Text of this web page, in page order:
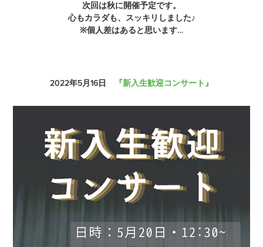
次回は秋に開催予定です。
心もカラダも、スッキリしました♪
※個人差はあると思います…
2022年5月16日 『新入生歓迎コンサート』